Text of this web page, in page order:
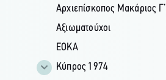
Αρχιεπίσκοπος Μακάριος Γ’
Αξιωματούχοι
ΕΟΚΑ
Κύπρος 1974